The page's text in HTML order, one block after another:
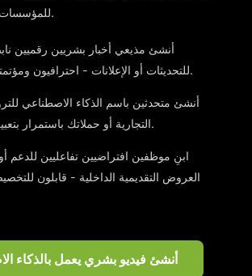
للمؤسسات بسرعة وكفاءة.
أنشئ مذيعي أخبار بشريين رقميين
للتحديثات أو الإعلانات - احترافيون ومؤتمتون بالكامل.
أنشئ متحدثين باسم الذكاء الاصطناعي
التجارية أو حملاتك باستمرار بتعبيرات واقعية.
ابنِ موظفين افتراضيين تفاعليين للدعم
العروض التقديمية الداخلية - قابلون
أنشئ فيديو بشري يعمل بالذكاء